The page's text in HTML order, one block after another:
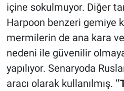
içine sokulmuyor. Diğer
Harpoon benzeri gemiye
mermilerin de ana kara
nedeni ile güvenilir
yapılıyor. Senaryoda
aracı olarak kullanılmış. ‘